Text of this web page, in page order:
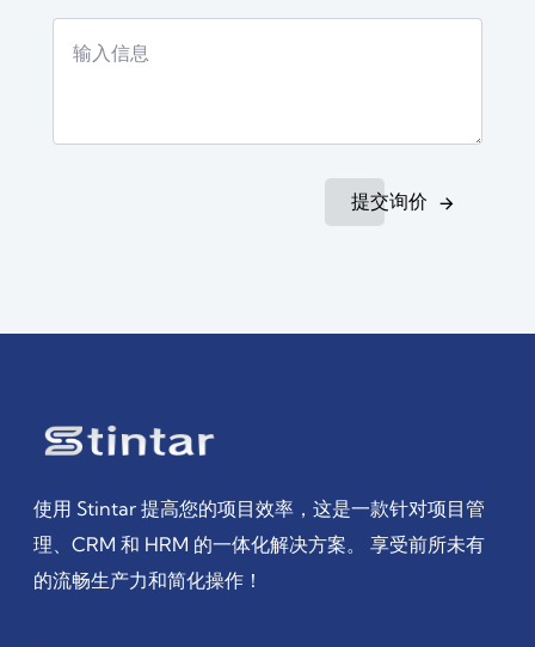
提交询价
使用 Stintar 提高您的项目效率，这是一款针对项目管
理、CRM 和 HRM 的一体化解决方案。 享受前所未有
的流畅生产力和简化操作！